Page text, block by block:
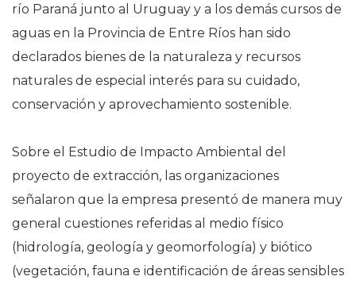
río Paraná junto al Uruguay y a los demás cursos de
aguas en la Provincia de Entre Ríos han sido
declarados bienes de la naturaleza y recursos
naturales de especial interés para su cuidado,
conservación y aprovechamiento sostenible.
Sobre el Estudio de Impacto Ambiental del
proyecto de extracción, las organizaciones
señalaron que la empresa presentó de manera muy
general cuestiones referidas al medio físico
(hidrología, geología y geomorfología) y biótico
(vegetación, fauna e identificación de áreas sensibles